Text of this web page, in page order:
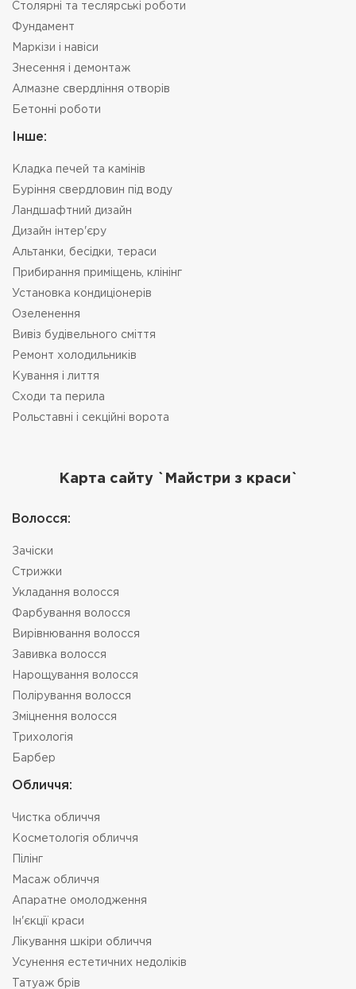
Столярні та теслярські роботи
Фундамент
Маркізи і навіси
Знесення і демонтаж
Алмазне свердління отворів
Бетонні роботи
Інше:
Кладка печей та камінів
Буріння свердловин під воду
Ландшафтний дизайн
Дизайн інтер'єру
Альтанки, бесідки, тераси
Прибирання приміщень, клінінг
Установка кондиціонерів
Озеленення
Вивіз будівельного сміття
Ремонт холодильників
Кування і лиття
Сходи та перила
Рольставні і секційні ворота
Карта сайту `Майстри з краси`
Bолосся:
Зачіски
Стрижки
Укладання волосся
Фарбування волосся
Вирівнювання волосся
Завивка волосся
Нарощування волосся
Полірування волосся
Зміцнення волосся
Трихологія
Барбер
Oбличчя:
Чистка обличчя
Косметологія обличчя
Пілінг
Масаж обличчя
Апаратне омолодження
Ін'єкції краси
Лікування шкіри обличчя
Усунення естетичних недоліків
Татуаж брів